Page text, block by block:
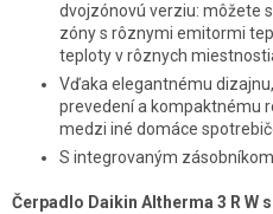
dvojzónovú verziu: môžete
zóny s rôznymi emitormi
teploty v rôznych
Vďaka elegantnému
prevedení a kompaktnému
medzi iné domáce
S integrovaným
Čerpadlo Daikin Altherma 3 R W